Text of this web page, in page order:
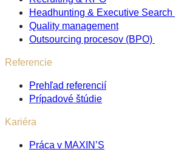
Headhunting & Executive Search
Quality management
Outsourcing procesov (BPO)
Referencie
Prehľad referencií
Prípadové štúdie
Kariéra
Práca v MAXIN’S